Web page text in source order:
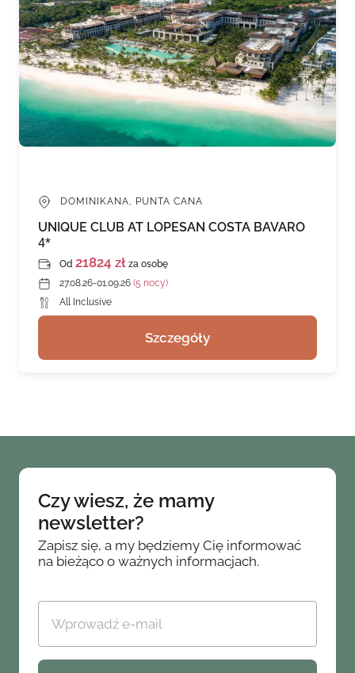
DOMINIKANA, PUNTA CANA
UNIQUE CLUB AT LOPESAN COSTA BAVARO
4*
Od 21824 zł za osobę
27.08.26-01.09.26 (5 nocy)
All Inclusive
Szczegóły
Czy wiesz, że mamy
newsletter?
Zapisz się, a my będziemy Cię informować
na bieżąco o ważnych informacjach.